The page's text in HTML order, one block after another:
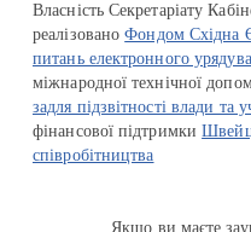
Власність Секретаріату
реалізованоФондом Східна
питань електронного
міжнародної технічної
задля підзвітності влади та
фінансової підтримки
співробітництва
Якщо ви маєте